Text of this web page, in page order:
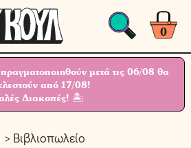
0
μετά τις 06/08 θα
από 17/08!
Διακοπές! 🏝
> Βιβλιοπωλείο